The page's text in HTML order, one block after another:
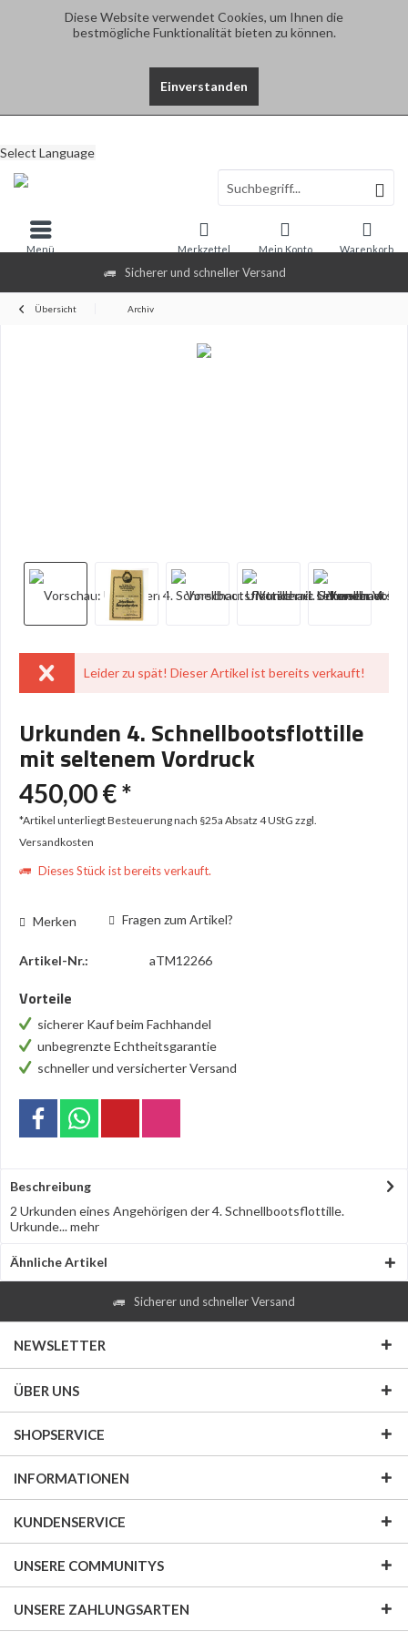
Diese Website verwendet Cookies, um Ihnen die
bestmögliche Funktionalität bieten zu können.
Einverstanden
Sicherer und schneller Versand
Select Language
Warenkorb
Merkzettel Mein Konto
Menü
Übersicht Archiv
Leider zu spät! Dieser Artikel ist bereits verkauft!
Urkunden 4. Schnellbootsflottille
mit seltenem Vordruck
450,00 € *
*Artikel unterliegt Besteuerung nach §25a Absatz 4 UStG zzgl.
Versandkosten
Dieses Stück ist bereits verkauft.
Merken Fragen zum Artikel?
Artikel-Nr.: aTM12266
Vorteile
sicherer Kauf beim Fachhandel
unbegrenzte Echtheitsgarantie
schneller und versicherter Versand
Beschreibung
2 Urkunden eines Angehörigen der 4. Schnellbootsflottille.
Urkunde...mehr
Ähnliche Artikel
Sicherer und schneller Versand
NEWSLETTER
ÜBER UNS
SHOPSERVICE
INFORMATIONEN
KUNDENSERVICE
UNSERE COMMUNITYS
UNSERE ZAHLUNGSARTEN